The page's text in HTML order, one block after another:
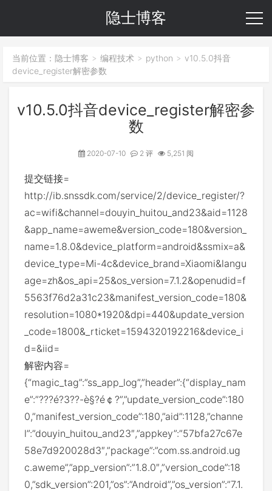
隐士博客
当前位置： 隐士博客 > 编程技术 > python > v10.5.0抖音
device_register解密参数
v10.5.0抖音device_register解密参
数
2020-07-10 2 评 5,251 阅
提交链接=
http://ib.snssdk.com/service/2/device_register/?
ac=wifi&channel=douyin_huitou_and23&aid=1128
&app_name=aweme&version_code=180&version_
name=1.8.0&device_platform=android&ssmix=a&
device_type=Mi-4c&device_brand=Xiaomi&langu
age=zh&os_api=25&os_version=7.1.2&openudid=f
5563f76d2a31c23&manifest_version_code=180&
resolution=1080*1920&dpi=440&update_version
_code=1800&_rticket=1594320192216&device_i
d=&iid=
解密内容=
{“magic_tag”:”ss_app_log”,”header”:{“display_nam
e”:”???é?3??-è§?é￠?”,”update_version_code”:180
0,”manifest_version_code”:180,”aid”:1128,”channe
l”:”douyin_huitou_and23″,”appkey”:”57bfa27c67e
58e7d920028d3″,”package”:”com.ss.android.ug
c.aweme”,”app_version”:”1.8.0″,”version_code”:18
0,”sdk_version”:201,”os”:”Android”,”os_version”:”7.1.